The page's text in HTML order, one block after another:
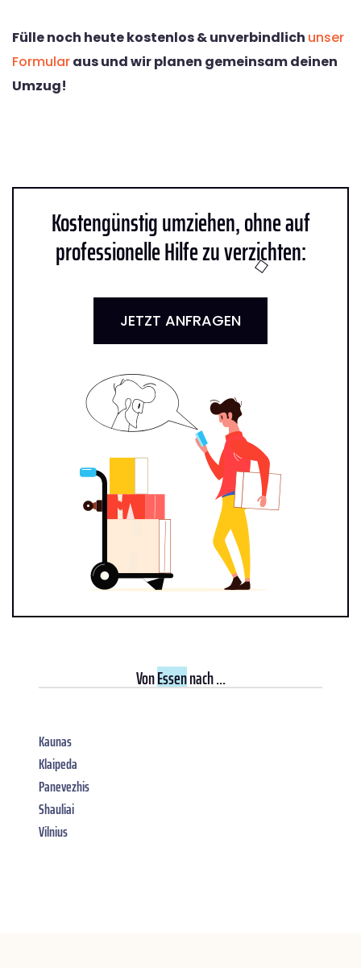
Fülle noch heute kostenlos & unverbindlich unser
Formularaus und wir planen gemeinsam deinen
Umzug!
Kostengünstig umziehen, ohne auf
professionelle Hilfe zu verzichten:
JETZT ANFRAGEN
VonEssennach ...
Kaunas
Klaipeda
Panevezhis
Shauliai
Vilnius